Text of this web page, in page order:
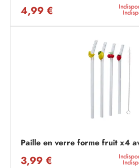
4,99 €
Paille en verre forme fruit x4
3,99 €